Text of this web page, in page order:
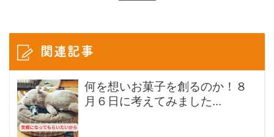
関連記事
何を想いお菓子を創るのか！８
月６日に考えてみました...